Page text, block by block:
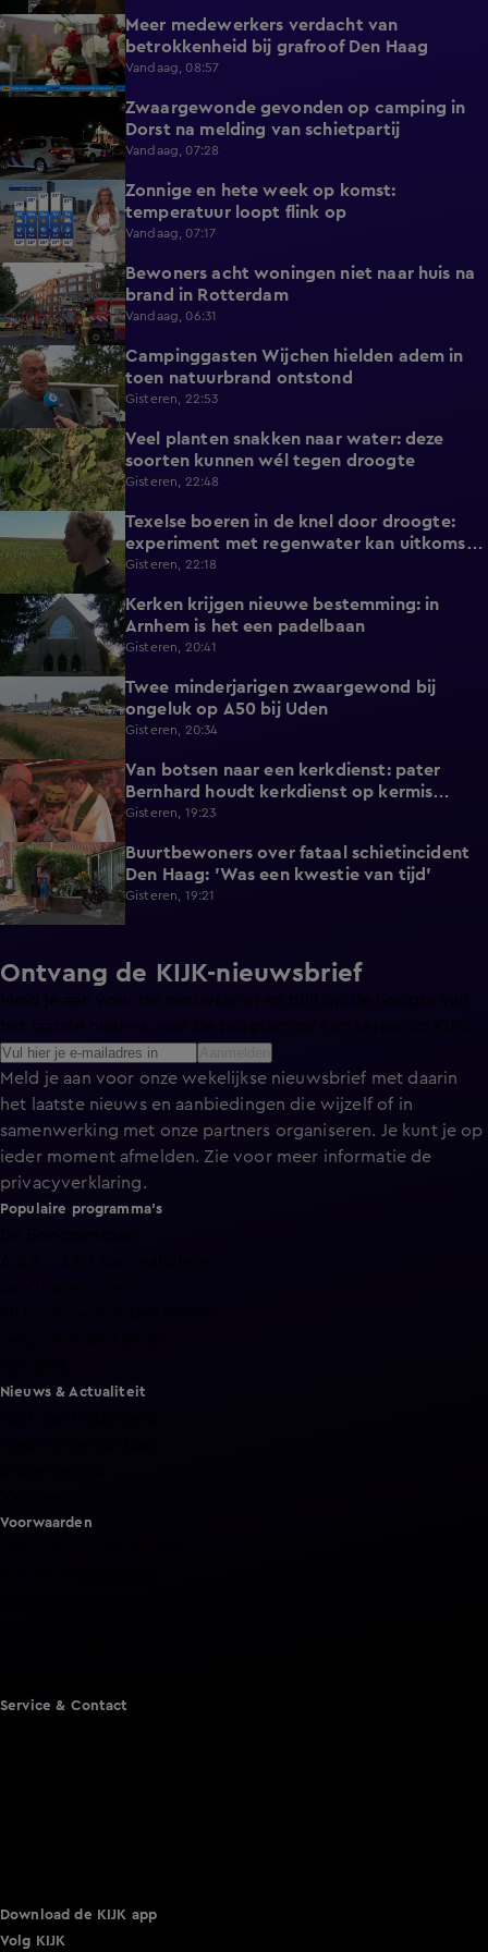
0:35
Meer medewerkers verdacht van
betrokkenheid bij grafroof Den Haag
Vandaag, 08:57
Zwaargewonde gevonden op camping in
Dorst na melding van schietpartij
Vandaag, 07:28
2:17
Zonnige en hete week op komst:
temperatuur loopt flink op
Vandaag, 07:17
0:34
Bewoners acht woningen niet naar huis na
brand in Rotterdam
Vandaag, 06:31
2:10
Campinggasten Wijchen hielden adem in
toen natuurbrand ontstond
Gisteren, 22:53
2:14
Veel planten snakken naar water: deze
soorten kunnen wél tegen droogte
Gisteren, 22:48
Texelse boeren in de knel door droogte:
experiment met regenwater kan uitkomst
bieden
Gisteren, 22:18
1:08
Kerken krijgen nieuwe bestemming: in
Arnhem is het een padelbaan
Gisteren, 20:41
Twee minderjarigen zwaargewond bij
ongeluk op A50 bij Uden
Gisteren, 20:34
1:39
Van botsen naar een kerkdienst: pater
Bernhard houdt kerkdienst op kermis
Hoorn
Gisteren, 19:23
1:15
Buurtbewoners over fataal schietincident
Den Haag: 'Was een kwestie van tijd'
Gisteren, 19:21
Ontvang de KIJK-nieuwsbrief
Meld je aan voor onze wekelijkse nieuwsbrief met daarin
het laatste nieuws en aanbiedingen die wijzelf of in
samenwerking met onze partners organiseren. Je kunt je op
ieder moment afmelden. Zie voor meer informatie de
privacyverklaring.
Populaire programma's
Nieuws & Actualiteit
Voorwaarden
Service & Contact
Download de KIJK app
Volg KIJK